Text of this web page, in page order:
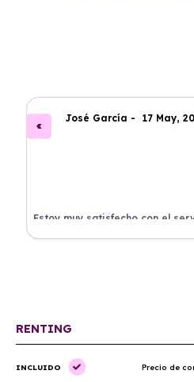
José García - 17 May,
Estoy muy satisfecho con el
Renting. El coche llegó en
RENTING
INCLUIDO Precio de